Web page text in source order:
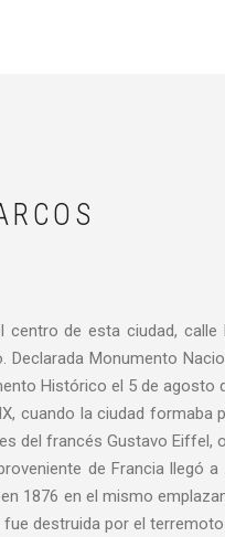
centro de esta ciudad,
Monumento
Histórico el 5 de agosto
cuando la ciudad formaba
del francés Gustavo Eiffel,
de Francia llegó
1876 en el mismo
destruida por el terremoto